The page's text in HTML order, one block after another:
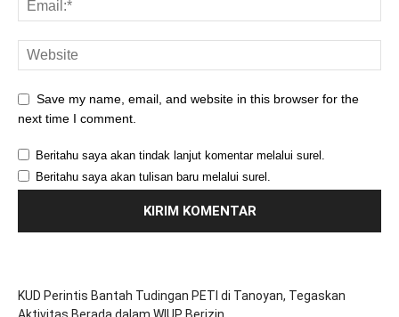
Save my name, email, and website in this browser for the
next time I comment.
Beritahu saya akan tindak lanjut komentar melalui surel.
Beritahu saya akan tulisan baru melalui surel.
KUD Perintis Bantah Tudingan PETI di Tanoyan, Tegaskan
Aktivitas Berada dalam WIUP Berizin